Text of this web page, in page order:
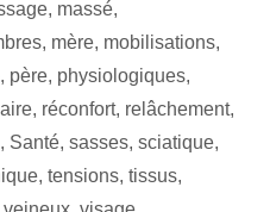
, massé,
, mère, mobilisations,
, père, physiologiques,
, réconfort, relâchement,
, Santé, sasses, sciatique,
, tensions, tissus,